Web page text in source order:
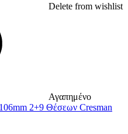
Delete from wishlist
Αγαπημένο
2+9 Θέσεων Cresman